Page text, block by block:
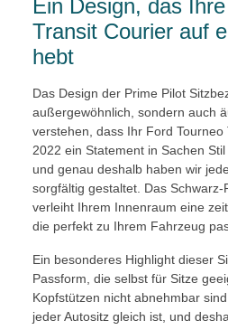
Ein Design, das
Transit Courier auf
hebt
Das Design der Prime Pilot
außergewöhnlich, sondern auch
verstehen, dass Ihr Ford
2022 ein Statement in Sachen
und genau deshalb haben wir
sorgfältig gestaltet. Das
verleiht Ihrem Innenraum eine
die perfekt zu Ihrem Fahrzeug
Ein besonderes Highlight dieser
Passform, die selbst für Sitze
Kopfstützen nicht abnehmbar
jeder Autositz gleich ist, und